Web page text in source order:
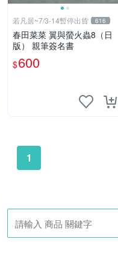
若凡居~7/3-14暫停出貨 616
春田菜菜 翼與螢火蟲8（日
版） 親筆簽名書
$600
1